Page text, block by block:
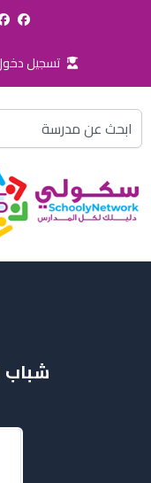
تسجيل
Search
شباب